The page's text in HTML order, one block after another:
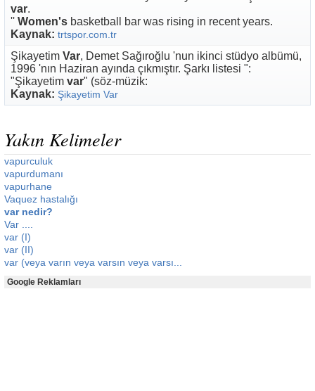
var.
'' Women's basketball bar was rising in recent years.
Kaynak: trtspor.com.tr
Şikayetim Var, Demet Sağıroğlu 'nun ikinci stüdyo albümü,
1996 'nın Haziran ayında çıkmıştır. Şarkı listesi ":
"Şikayetim var" (söz-müzik:
Kaynak: Şikayetim Var
Yakın Kelimeler
vapurculuk
vapurdumanı
vapurhane
Vaquez hastalığı
var nedir?
Var ....
var (I)
var (II)
var (veya varın veya varsın veya varsı...
Google Reklamları